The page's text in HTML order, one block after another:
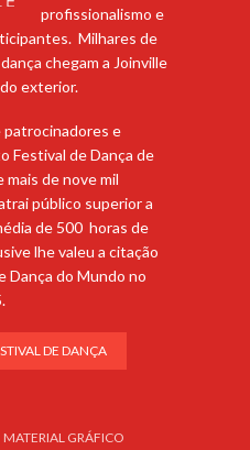
profissionalismo e
Milhares de
chegam a Joinville
exterior.
patrocinadores e
Festival de Dança de
mais de nove mil
público superior a
de 500 horas de
lhe valeu a citação
Dança do Mundo no
DE DANÇA
MATERIAL GRÁFICO